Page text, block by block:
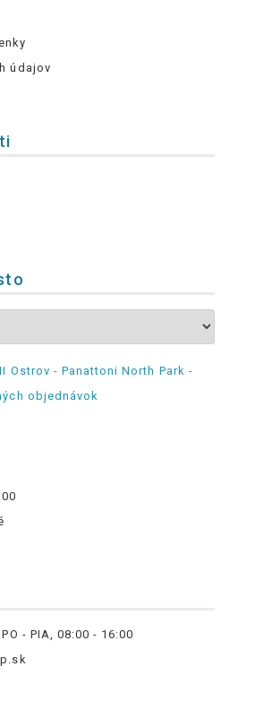
údajov
Ostrov - Panattoni North Park -
objednávok
PO - PIA, 08:00 - 16:00